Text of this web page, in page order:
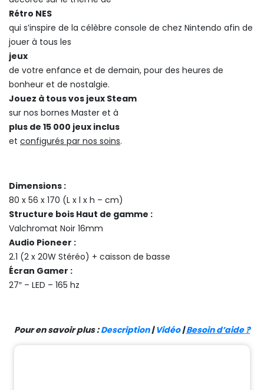
Rétro NES
qui s’inspire de la célèbre console de chez Nintendo afin de
jouer à tous les
jeux
de votre enfance et de demain, pour des heures de
bonheur et de nostalgie.
Jouez à tous vos jeux Steam
sur nos bornes Master et à
plus de 15 000 jeux inclus
et configurés par nos soins.
Dimensions :
80 x 56 x 170 (L x l x h – cm)
Structure bois Haut de gamme :
Valchromat Noir 16mm
Audio Pioneer :
2.1 (2 x 20W Stéréo) + caisson de basse
Écran Gamer :
27″ – LED – 165 hz
Pour en savoir plus :Description|Vidéo|Besoin d’aide ?